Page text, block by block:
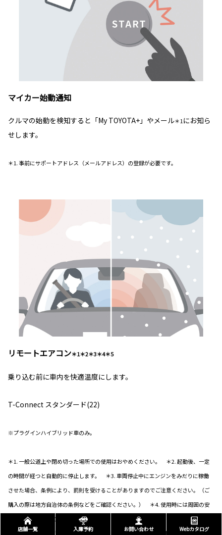
マイカー始動通知
クルマの始動を検知すると「My TOYOTA+」やメール＊1 にお知ら
せします。
＊1. 事前にサポートアドレス（メールアドレス）の登録が必要です。
リモートエアコン＊1＊2＊3＊4＊5
乗り込む前に車内を快適温度にします。
T-Connect スタンダード(22)
※プラグインハイブリッド車のみ。
＊1. 一般公道上や閉め切った場所での使用はおやめください。 ＊2. 起動後、一定
の時間が経つと自動的に停止します。 ＊3. 車両停止中にエンジンをみだりに稼働
させた場合、条例により、罰則を受けることがありますのでご注意ください。（ご
購入の際は地方自治体の条例などをご確認ください。） ＊4. 使用時には周囲の安
全を十分にご確認の上ご使用ください。 ＊5. リモートエアコンは次のような場合
は作動しないことがあります。（・駆動用電池の充電量が少ない時・外気温が極端
店舗一覧 入庫予約 お問い合わせ Webカタログ